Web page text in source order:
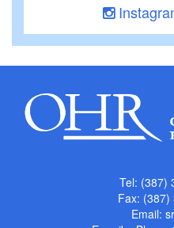
Tel: (387)
Fax: (387)
Email: